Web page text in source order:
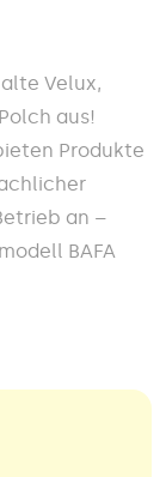
Velux,
aus!
Produkte
an –
BAFA